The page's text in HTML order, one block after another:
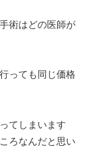
術はどの医師が
っても同じ価格
てしまいます
ろなんだと思い